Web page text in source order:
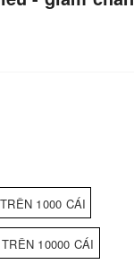
TRÊN 1000 CÁI
TRÊN 10000 CÁI